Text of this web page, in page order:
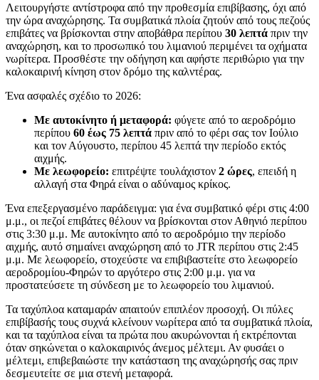
Λειτουργήστε αντίστροφα από την προθεσμία επιβίβασης, όχι από
την ώρα αναχώρησης. Τα συμβατικά πλοία ζητούν από τους πεζούς
επιβάτες να βρίσκονται στην αποβάθρα περίπου 30 λεπτά πριν την
αναχώρηση, και το προσωπικό του λιμανιού περιμένει τα οχήματα
νωρίτερα. Προσθέστε την οδήγηση και αφήστε περιθώριο για την
καλοκαιρινή κίνηση στον δρόμο της καλντέρας.
Ένα ασφαλές σχέδιο το 2026:
Με αυτοκίνητο ή μεταφορά: φύγετε από το αεροδρόμιο
περίπου 60 έως 75 λεπτά πριν από το φέρι σας τον Ιούλιο
και τον Αύγουστο, περίπου 45 λεπτά την περίοδο εκτός
αιχμής.
Με λεωφορείο: επιτρέψτε τουλάχιστον 2 ώρες, επειδή η
αλλαγή στα Φηρά είναι ο αδύναμος κρίκος.
Ένα επεξεργασμένο παράδειγμα: για ένα συμβατικό φέρι στις 4:00
μ.μ., οι πεζοί επιβάτες θέλουν να βρίσκονται στον Αθηνιό περίπου
στις 3:30 μ.μ. Με αυτοκίνητο από το αεροδρόμιο την περίοδο
αιχμής, αυτό σημαίνει αναχώρηση από το JTR περίπου στις 2:45
μ.μ. Με λεωφορείο, στοχεύστε να επιβιβαστείτε στο λεωφορείο
αεροδρομίου-Φηρών το αργότερο στις 2:00 μ.μ. για να
προστατεύσετε τη σύνδεση με το λεωφορείο του λιμανιού.
Τα ταχύπλοα καταμαράν απαιτούν επιπλέον προσοχή. Οι πύλες
επιβίβασής τους συχνά κλείνουν νωρίτερα από τα συμβατικά πλοία,
και τα ταχύπλοα είναι τα πρώτα που ακυρώνονται ή εκτρέπονται
όταν σηκώνεται ο καλοκαιρινός άνεμος μέλτεμι. Αν φυσάει ο
μέλτεμι, επιβεβαιώστε την κατάσταση της αναχώρησής σας πριν
δεσμευτείτε σε μια στενή μεταφορά.